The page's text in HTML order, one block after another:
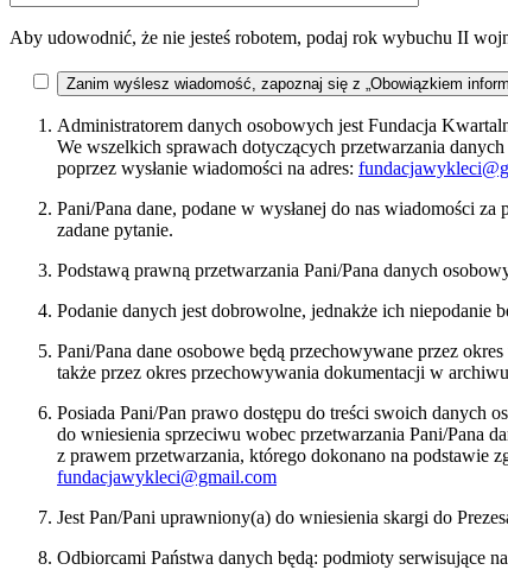
Aby udowodnić, że nie jesteś robotem, podaj rok wybuchu II
Zanim wyślesz wiadomość, zapoznaj się z „Obowiązkiem
Administratorem danych osobowych jest Fundacja
We wszelkich sprawach dotyczących przetwarzania
poprzez wysłanie wiadomości na adres:
Pani/Pana dane, podane w wysłanej do nas wiadomości
zadane pytanie.
Podstawą prawną przetwarzania Pani/Pana danych
Podanie danych jest dobrowolne, jednakże ich niepodanie
Pani/Pana dane osobowe będą przechowywane przez
także przez okres przechowywania dokumentacji w
Posiada Pani/Pan prawo dostępu do treści swoich danych
do wniesienia sprzeciwu wobec przetwarzania Pani/Pana
z prawem przetwarzania, którego dokonano na podstawie
fundacjawykleci@gmail.com
Jest Pan/Pani uprawniony(a) do wniesienia skargi do
Odbiorcami Państwa danych będą: podmioty serwisujące